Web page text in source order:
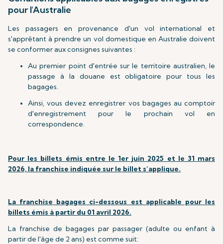
pour l'Australie
Les passagers en provenance d'un vol international et
s'apprêtant à prendre un vol domestique en Australie doivent
se conformer aux consignes suivantes :
Au premier point d'entrée sur le territoire australien, le
passage à la douane est obligatoire pour tous les
bagages.
Ainsi, vous devez enregistrer vos bagages au comptoir
d'enregistrement pour le prochain vol en
correspondence.
Pour les billets émis entre le 1er juin 2025 et le 31 mars
2026, la franchise indiquée sur le billet s’applique.
La franchise bagages ci-dessous est applicable pour les
billets émis à partir du 01 avril 2026.
La franchise de bagages par passager (adulte ou enfant à
partir de l'âge de 2 ans) est comme suit: